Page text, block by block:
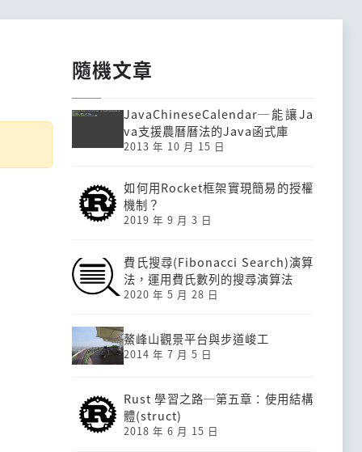
隨機文章
JavaChineseCalendar─能讓Ja
va支援農曆曆法的Java函式庫
2013 年 10 月 15 日
如何用Rocket框架實現簡易的授權
機制？
2019 年 9 月 3 日
費氏搜尋(Fibonacci Search)演算
法，運用費氏數列的搜尋演算法
2020 年 5 月 28 日
鰲峰山觀景平台與步道峻工
2014 年 7 月 5 日
Rust 學習之路─第五章：使用結構
體(struct)
2018 年 6 月 15 日